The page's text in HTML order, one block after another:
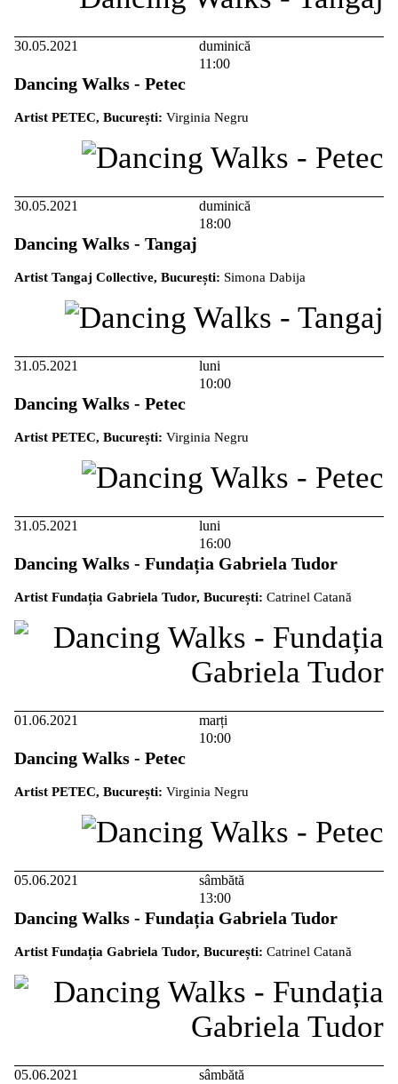
30.05.2021
duminică
11:00
Dancing Walks - Petec
Artist PETEC, București: Virginia Negru
30.05.2021
duminică
18:00
Dancing Walks - Tangaj
Artist Tangaj Collective, București: Simona Dabija
31.05.2021
luni
10:00
Dancing Walks - Petec
Artist PETEC, București: Virginia Negru
31.05.2021
luni
16:00
Dancing Walks - Fundația Gabriela Tudor
Artist Fundația Gabriela Tudor, București: Catrinel Catană
01.06.2021
marți
10:00
Dancing Walks - Petec
Artist PETEC, București: Virginia Negru
05.06.2021
sâmbătă
13:00
Dancing Walks - Fundația Gabriela Tudor
Artist Fundația Gabriela Tudor, București: Catrinel Catană
05.06.2021
sâmbătă